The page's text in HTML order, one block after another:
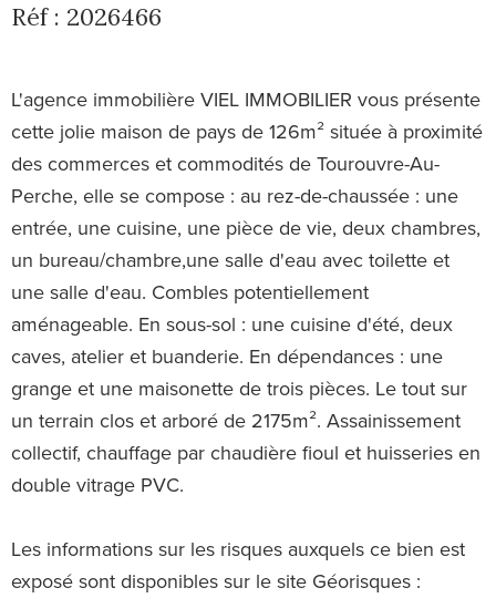
Réf : 2026466
L'agence immobilière VIEL IMMOBILIER vous présente
cette jolie maison de pays de 126m² située à proximité
des commerces et commodités de Tourouvre-Au-
Perche, elle se compose : au rez-de-chaussée : une
entrée, une cuisine, une pièce de vie, deux chambres,
un bureau/chambre,une salle d'eau avec toilette et
une salle d'eau. Combles potentiellement
aménageable. En sous-sol : une cuisine d'été, deux
caves, atelier et buanderie. En dépendances : une
grange et une maisonette de trois pièces. Le tout sur
un terrain clos et arboré de 2175m². Assainissement
collectif, chauffage par chaudière fioul et huisseries en
double vitrage PVC.
Les informations sur les risques auxquels ce bien est
exposé sont disponibles sur le site Géorisques :